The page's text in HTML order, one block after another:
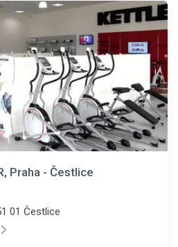
Praha - Čestlice
01 Čestlice